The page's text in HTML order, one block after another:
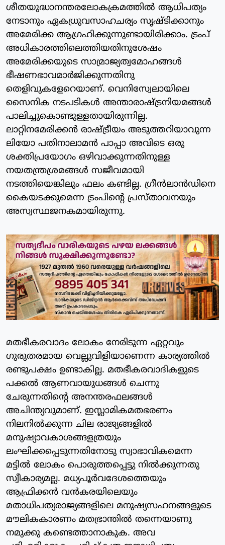
ശീതയുദ്ധാനന്തരലോകക്രമത്തിൽ ആധിപത്യം
നേടാനും ഏകധ്രുവസാഹചര്യം സൃഷ്ടിക്കാനും
അമേരിക്ക ആഗ്രഹിക്കുന്നുണ്ടായിരിക്കാം. ട്രംപ്
അധികാരത്തിലെത്തിയതിനുശേഷം
അമേരിക്കയുടെ സാമ്രാജ്യത്വമോഹങ്ങൾ
ഭീഷണഭാവമാർജിക്കുന്നതിനു
തെളിവുകളേറെയാണ്. വെനിസ്വേലായിലെ
സൈനിക നടപടികൾ അന്താരാഷ്ട്രനിയമങ്ങൾ
പാലിച്ചുകൊണ്ടുള്ളതായിരുന്നില്ല.
ലാറ്റിനമേരിക്കൻ രാഷ്ട്രീയം അടുത്തറിയാവുന്ന
ലിയോ പതിനാലാമൻ പാപ്പാ അവിടെ ഒരു
ശക്തിപ്രയോഗം ഒഴിവാക്കുന്നതിനുള്ള
നയതന്ത്രശ്രമങ്ങൾ സജീവമായി
നടത്തിയെങ്കിലും ഫലം കണ്ടില്ല. ഗ്രീൻലാൻഡിനെ
കൈയടക്കുമെന്ന ട്രംപിന്റെ പ്രസ്താവനയും
അസ്വസ്ഥജനകമായിരുന്നു.
മതഭീകരവാദം ലോകം നേരിടുന്ന ഏറ്റവും
ഗുരുതരമായ വെല്ലുവിളിയാണെന്ന കാര്യത്തിൽ
രണ്ടുപക്ഷം ഉണ്ടാകില്ല. മതഭീകരവാദികളുടെ
പക്കൽ ആണവായുധങ്ങൾ ചെന്നു
ചേരുന്നതിന്റെ അനന്തരഫലങ്ങൾ
അചിന്ത്യവുമാണ്. ഇസ്ലാമികമതഭരണം
നിലനിൽക്കുന്ന ചില രാജ്യങ്ങളിൽ
മനുഷ്യാവകാശങ്ങളത്രയും
ലംഘിക്കപ്പെടുന്നതിനോടു സ്വാഭാവികമെന്ന
മട്ടിൽ ലോകം പൊരുത്തപ്പെട്ടു നിൽക്കുന്നതു
സ്വീകാര്യമല്ല. മധ്യപൂർവദേശത്തെയും
ആഫ്രിക്കൻ വൻകരയിലെയും
മതാധിപത്യരാജ്യങ്ങളിലെ മനുഷ്യസഹനങ്ങളുടെ
മൗലികകാരണം മതഭ്രാന്തിൽ തന്നെയാണു
നമുക്കു കണ്ടെത്താനാകുക. അവ